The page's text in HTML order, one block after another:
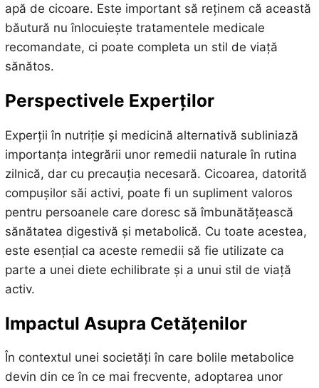
apă de cicoare. Este important să reținem că această
băutură nu înlocuiește tratamentele medicale
recomandate, ci poate completa un stil de viață
sănătos.
Perspectivele Experților
Experții în nutriție și medicină alternativă subliniază
importanța integrării unor remedii naturale în rutina
zilnică, dar cu precauția necesară. Cicoarea, datorită
compușilor săi activi, poate fi un supliment valoros
pentru persoanele care doresc să îmbunătățească
sănătatea digestivă și metabolică. Cu toate acestea,
este esențial ca aceste remedii să fie utilizate ca
parte a unei diete echilibrate și a unui stil de viață
activ.
Impactul Asupra Cetățenilor
În contextul unei societăți în care bolile metabolice
devin din ce în ce mai frecvente, adoptarea unor